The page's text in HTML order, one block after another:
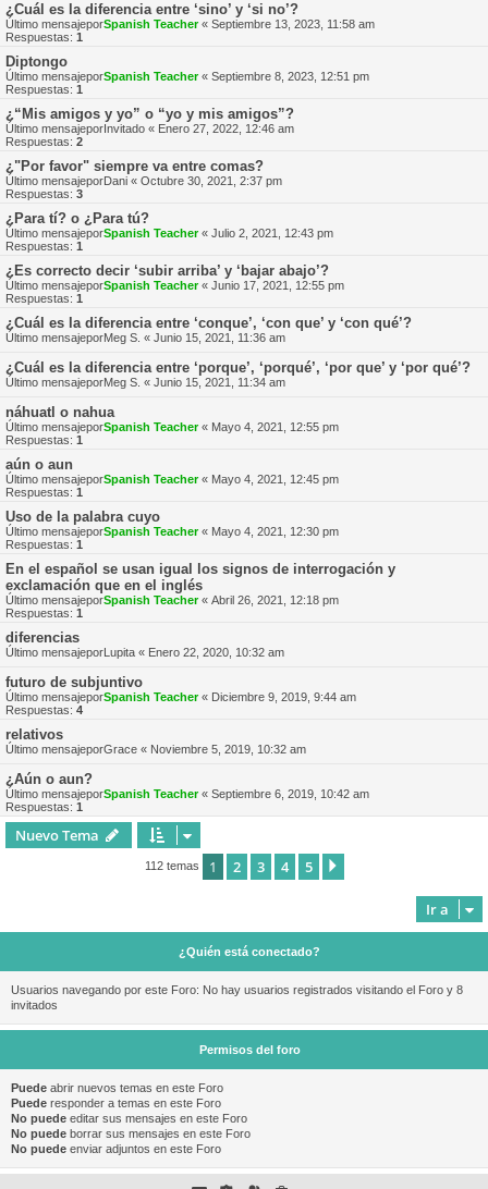
¿Cuál es la diferencia entre ‘sino’ y ‘si no’?
Último mensajeporSpanish Teacher« Septiembre 13, 2023, 11:58 am
Respuestas: 1
Diptongo
Último mensajeporSpanish Teacher« Septiembre 8, 2023, 12:51 pm
Respuestas: 1
¿“Mis amigos y yo” o “yo y mis amigos”?
Último mensajeporInvitado « Enero 27, 2022, 12:46 am
Respuestas: 2
¿"Por favor" siempre va entre comas?
Último mensajeporDani « Octubre 30, 2021, 2:37 pm
Respuestas: 3
¿Para tí? o ¿Para tú?
Último mensajeporSpanish Teacher« Julio 2, 2021, 12:43 pm
Respuestas: 1
¿Es correcto decir ‘subir arriba’ y ‘bajar abajo’?
Último mensajeporSpanish Teacher« Junio 17, 2021, 12:55 pm
Respuestas: 1
¿Cuál es la diferencia entre ‘conque’, ‘con que’ y ‘con qué’?
Último mensajeporMeg S. « Junio 15, 2021, 11:36 am
¿Cuál es la diferencia entre ‘porque’, ‘porqué’, ‘por que’ y ‘por qué’?
Último mensajeporMeg S. « Junio 15, 2021, 11:34 am
náhuatl o nahua
Último mensajeporSpanish Teacher« Mayo 4, 2021, 12:55 pm
Respuestas: 1
aún o aun
Último mensajeporSpanish Teacher« Mayo 4, 2021, 12:45 pm
Respuestas: 1
Uso de la palabra cuyo
Último mensajeporSpanish Teacher« Mayo 4, 2021, 12:30 pm
Respuestas: 1
En el español se usan igual los signos de interrogación y
exclamación que en el inglés
Último mensajeporSpanish Teacher« Abril 26, 2021, 12:18 pm
Respuestas: 1
diferencias
Último mensajeporLupita « Enero 22, 2020, 10:32 am
futuro de subjuntivo
Último mensajeporSpanish Teacher« Diciembre 9, 2019, 9:44 am
Respuestas: 4
relativos
Último mensajeporGrace « Noviembre 5, 2019, 10:32 am
¿Aún o aun?
Último mensajeporSpanish Teacher« Septiembre 6, 2019, 10:42 am
Respuestas: 1
Nuevo Tema
112 temas 1 2 3 4 5
Ir a
¿Quién está conectado?
Usuarios navegando por este Foro: No hay usuarios registrados visitando el Foro y 8
invitados
Permisos del foro
Puede abrir nuevos temas en este Foro
Puede responder a temas en este Foro
No puede editar sus mensajes en este Foro
No puede borrar sus mensajes en este Foro
No puede enviar adjuntos en este Foro